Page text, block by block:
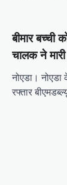
बीमार बच्ची
चालक ने
नोएडा।
रफ्तार